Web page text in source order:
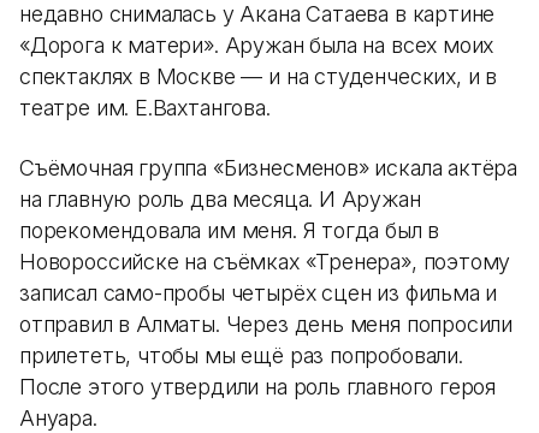
недавно снималась у Акана Сатаева в картине
«Дорога к матери». Аружан была на всех моих
спектаклях в Москве — и на студенческих, и в
театре им. Е.Вахтангова.
Съёмочная группа «Бизнесменов» искала актёра
на главную роль два месяца. И Аружан
порекомендовала им меня. Я тогда был в
Новороссийске на съёмках «Тренера», поэтому
записал само-пробы четырёх сцен из фильма и
отправил в Алматы. Через день меня попросили
прилететь, чтобы мы ещё раз попробовали.
После этого утвердили на роль главного героя
Ануара.